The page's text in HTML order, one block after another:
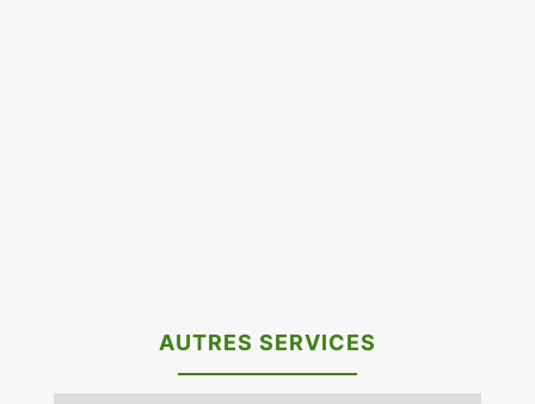
AUTRES SERVICES